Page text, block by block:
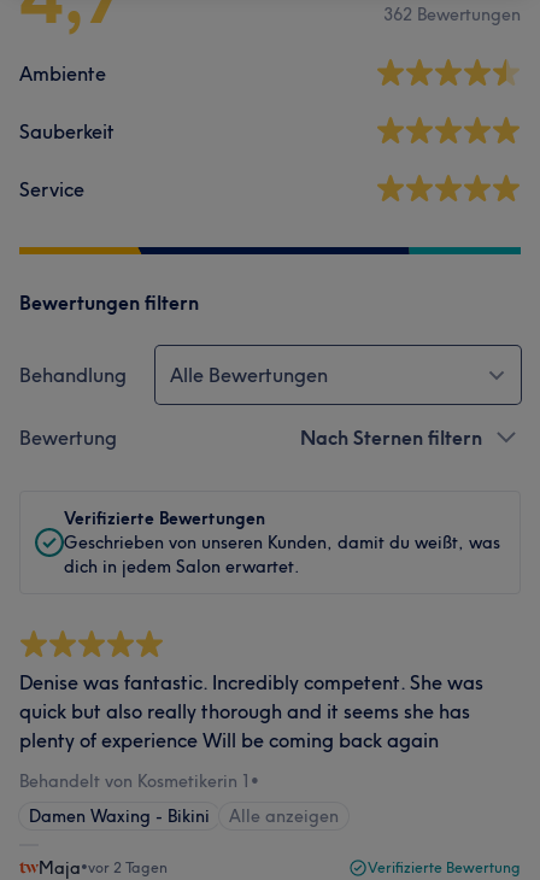
362 Bewertungen
Ambiente
Sauberkeit
Service
Bewertungen filtern
Behandlung Alle Bewertungen
Bewertung Nach Sternen filtern
Verifizierte Bewertungen
Geschrieben von unseren Kunden, damit du weißt, was
dich in jedem Salon erwartet.
Denise was fantastic. Incredibly competent. She was
quick but also really thorough and it seems she has
plenty of experience Will be coming back again
Behandelt von Kosmetikerin 1 •
Damen Waxing - Bikini
Alle anzeigen
Maja•vor 2 Tagen Verifizierte Bewertung